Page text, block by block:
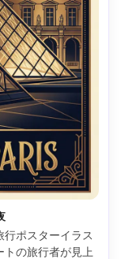
ポスターイラス
トの旅行者が見上